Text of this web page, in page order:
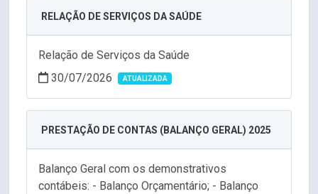
RELAÇÃO DE SERVIÇOS DA SAÚDE
Relação de Serviços da Saúde
30/07/2026
ATUALIZADA
PRESTAÇÃO DE CONTAS (BALANÇO GERAL) 2025
Balanço Geral com os demonstrativos
contábeis: - Balanço Orçamentário; - Balanço